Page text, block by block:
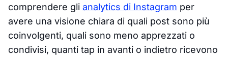
comprendere gli analytics di Instagram per
avere una visione chiara di quali post sono più
coinvolgenti, quali sono meno apprezzati o
condivisi, quanti tap in avanti o indietro ricevono